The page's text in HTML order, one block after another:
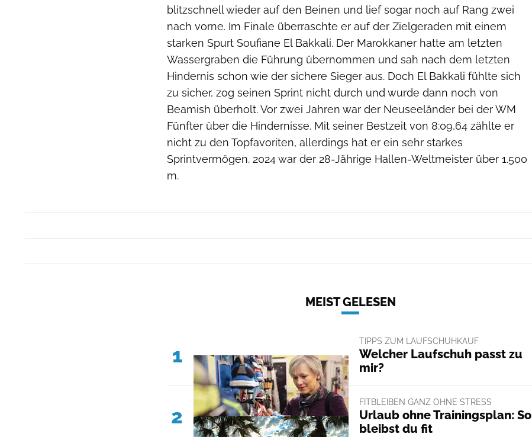
blitzschnell wieder auf den Beinen und lief sogar noch auf Rang zwei
nach vorne. Im Finale überraschte er auf der Zielgeraden mit einem
starken Spurt Soufiane El Bakkali. Der Marokkaner hatte am letzten
Wassergraben die Führung übernommen und sah nach dem letzten
Hindernis schon wie der sichere Sieger aus. Doch El Bakkali fühlte sich
zu sicher, zog seinen Sprint nicht durch und wurde dann noch von
Beamish überholt. Vor zwei Jahren war der Neuseeländer bei der WM
Fünfter über die Hindernisse. Mit seiner Bestzeit von 8:09,64 zählte er
nicht zu den Topfavoriten, allerdings hat er ein sehr starkes
Sprintvermögen. 2024 war der 28-Jährige Hallen-Weltmeister über 1.500
m.
MEIST GELESEN
1
TIPPS ZUM LAUFSCHUHKAUF
Welcher Laufschuh passt zu
mir?
2
FITBLEIBEN GANZ OHNE STRESS
Urlaub ohne Trainingsplan: So
bleibst du fit